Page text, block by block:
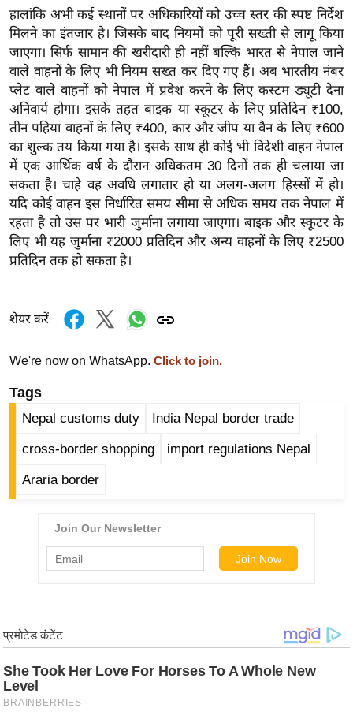
व
र्ल्ड
न्यू
ज
ब्री
फ
म
नो
रं
ज
न
ज
ग
ली
ड
हॉ
ली
ड
फि
e
a
k
i
n
हालांकि अभी कई स्थानों पर अधिकारियों को उच्च स्तर की स्पष्ट निर्देश
मिलने का इंतजार है। जिसके बाद नियमों को पूरी सख्ती से लागू किया
जाएगा। सिर्फ सामान की खरीदारी ही नहीं बल्कि भारत से नेपाल जाने
वाले वाहनों के लिए भी नियम सख्त कर दिए गए हैं। अब भारतीय नंबर
प्लेट वाले वाहनों को नेपाल में प्रवेश करने के लिए कस्टम ड्यूटी देना
अनिवार्य होगा। इसके तहत बाइक या स्कूटर के लिए प्रतिदिन ₹100,
तीन पहिया वाहनों के लिए ₹400, कार और जीप या वैन के लिए ₹600
का शुल्क तय किया गया है। इसके साथ ही कोई भी विदेशी वाहन नेपाल
में एक आर्थिक वर्ष के दौरान अधिकतम 30 दिनों तक ही चलाया जा
सकता है। चाहे वह अवधि लगातार हो या अलग-अलग हिस्सों में हो।
यदि कोई वाहन इस निर्धारित समय सीमा से अधिक समय तक नेपाल में
रहता है तो उस पर भारी जुर्माना लगाया जाएगा। बाइक और स्कूटर के
लिए भी यह जुर्माना ₹2000 प्रतिदिन और अन्य वाहनों के लिए ₹2500
प्रतिदिन तक हो सकता है।
शेयर करें
We're now on WhatsApp. Click to join.
Tags
Nepal customs duty India Nepal border trade
cross-border shopping import regulations Nepal
Araria border